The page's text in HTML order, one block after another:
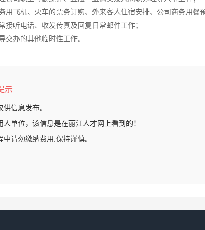
用飞机、火车的票务订购、外来客人住宿安排、公司商务用餐
接听电话、收发传真及回复日常邮件工作；
交办的其他临时性工作。
示
供信息发布。
人单位，该信息是在丽江人才网上看到的！
中请勿缴纳费用,保持谨慎。